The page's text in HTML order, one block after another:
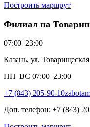
Построить маршрут
Филиал на
07:00–23:00
Казань, ул.
ПН–ВС 07:00–23:00
+7 (843) 205-90-10
Доп. телефон: +7 (843)